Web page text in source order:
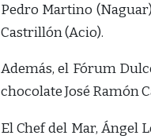
Pedro Martino
Castrillón (Acio).
Además, el Fórum
chocolate José Ramón
El Chef del Mar, Ángel